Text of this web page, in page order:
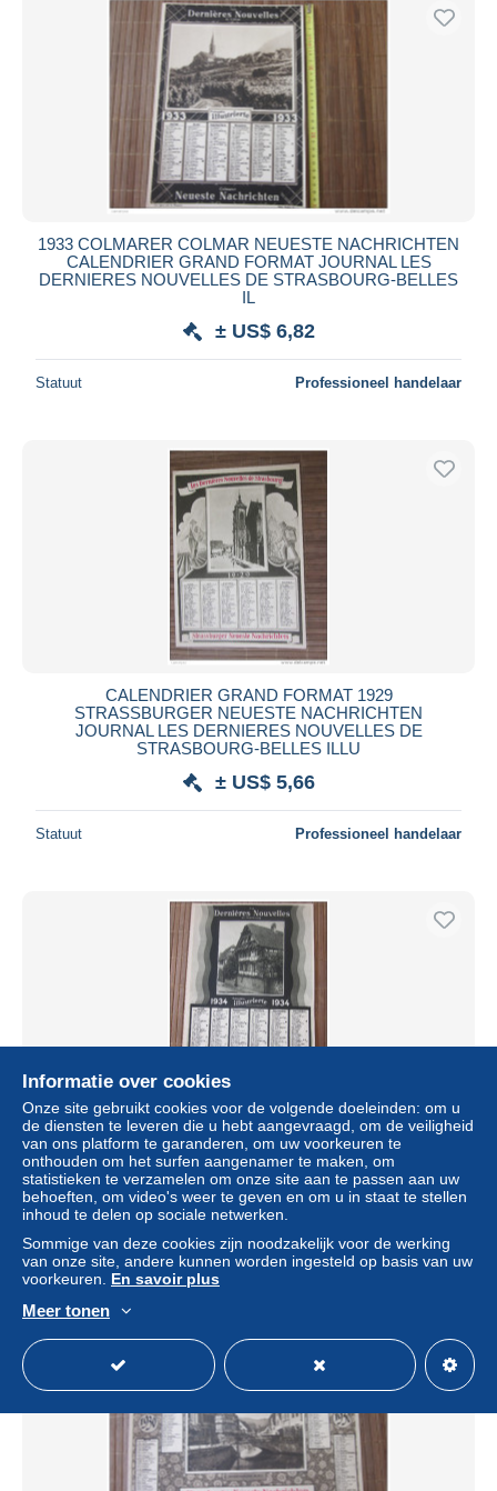
1933 COLMARER COLMAR NEUESTE NACHRICHTEN
CALENDRIER GRAND FORMAT JOURNAL LES
DERNIERES NOUVELLES DE STRASBOURG-BELLES
IL
± US$ 6,82
Statuut Professioneel handelaar
CALENDRIER GRAND FORMAT 1929
STRASSBURGER NEUESTE NACHRICHTEN
JOURNAL LES DERNIERES NOUVELLES DE
STRASBOURG-BELLES ILLU
± US$ 5,66
Statuut Professioneel handelaar
1934 STRASBOURG STRASSBURGER NEUESTE
NACHRICHTEN CALENDRIER GD FORMAT JOURNAL
LES DERNIERES NOUVELLES DE STRASBOURG
± US$ 6,82
Statuut Professioneel handelaar
Informatie over cookies
Onze site gebruikt cookies voor de volgende doeleinden: om u
de diensten te leveren die u hebt aangevraagd, om de veiligheid
van ons platform te garanderen, om uw voorkeuren te
onthouden om het surfen aangenamer te maken, om
statistieken te verzamelen om onze site aan te passen aan uw
behoeften, om video's weer te geven en om u in staat te stellen
inhoud te delen op sociale netwerken.
Sommige van deze cookies zijn noodzakelijk voor de werking
van onze site, andere kunnen worden ingesteld op basis van uw
voorkeuren. En savoir plus
Meer tonen